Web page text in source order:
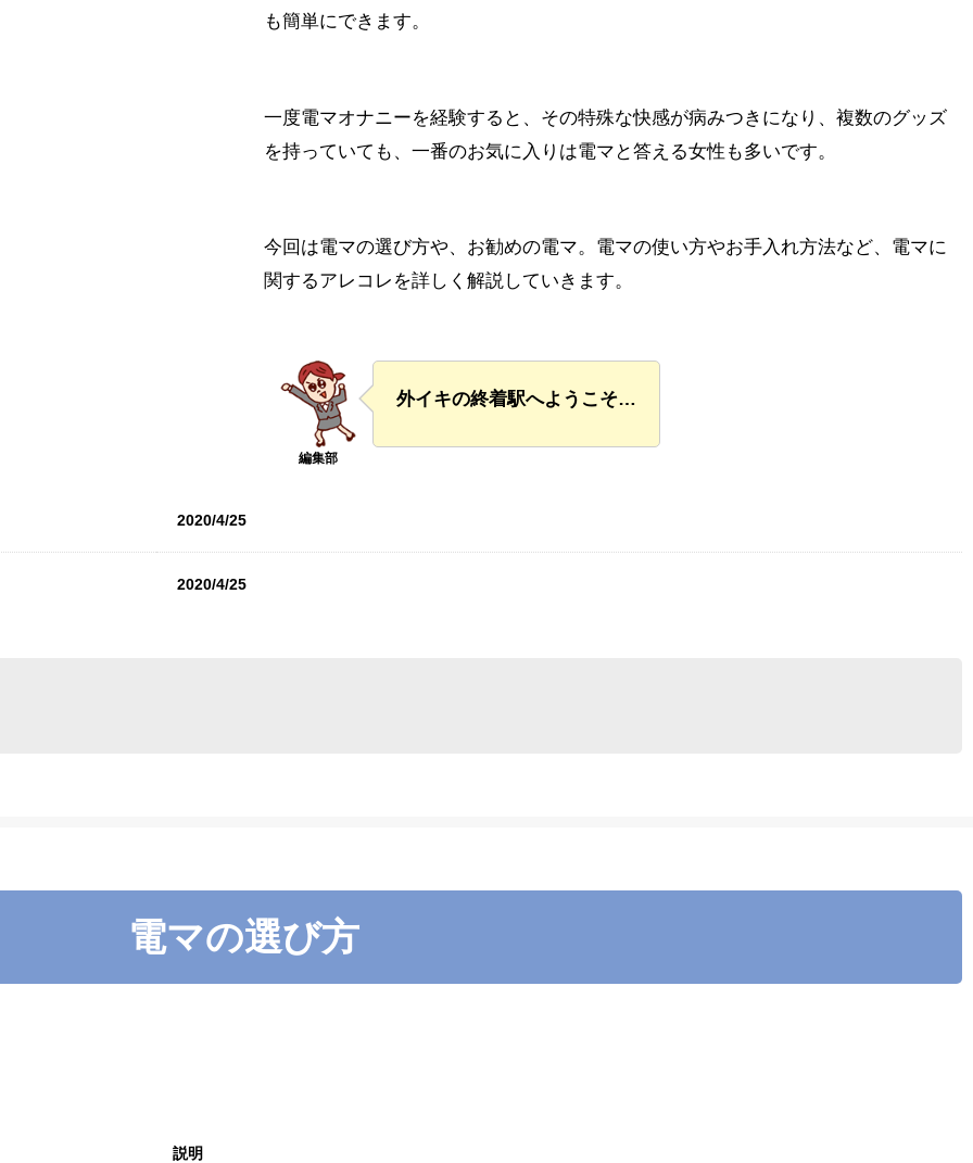
も簡単にできます。
一度電マオナニーを経験すると、その特殊な快感が病みつきになり、複数のグッズ
を持っていても、一番のお気に入りは電マと答える女性も多いです。
今回は電マの選び方や、お勧めの電マ。電マの使い方やお手入れ方法など、電マに
関するアレコレを詳しく解説していきます。
外イキの終着駅へようこそ…
2020/4/25
2020/4/25
電マの選び方
説明